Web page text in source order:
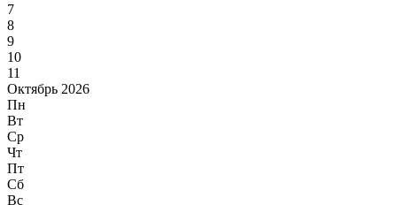
7
8
9
10
11
Октябрь 2026
Пн
Вт
Ср
Чт
Пт
Сб
Вс